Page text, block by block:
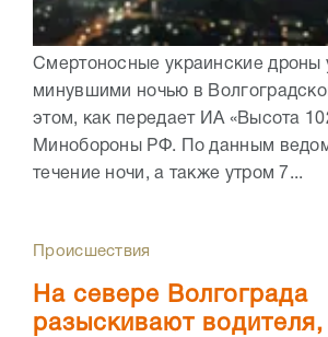
Смертоносные украинские дроны
минувшими ночью в
этом, как передает ИА «Высота
Минобороны РФ. По данным
течение ночи, а также утром 7...
Происшествия
На севере Волгограда
разыскивают водителя,